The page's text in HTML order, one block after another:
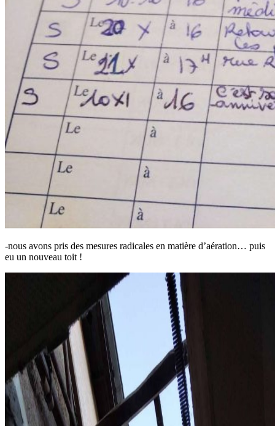
-nous avons pris des mesures radicales en matière d’aération… puis
eu un nouveau toit !